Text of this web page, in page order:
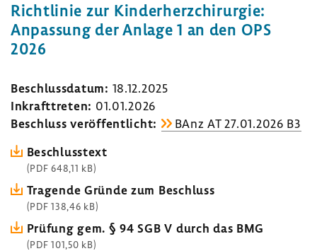
Richt­linie zur Kinder­herz­chir­urgie:
Anpas­sung der Anlage 1 an den OPS
2026
Beschluss­datum: 18.12.2025
Inkraft­treten: 01.01.2026
Beschluss veröf­fent­licht:
BAnz AT 27.01.2026 B3
Beschluss­text
(PDF 648,11 kB)
Tragende Gründe zum Beschluss
(PDF 138,46 kB)
Prüfung gem. § 94 SGB V durch das BMG
(PDF 101,50 kB)